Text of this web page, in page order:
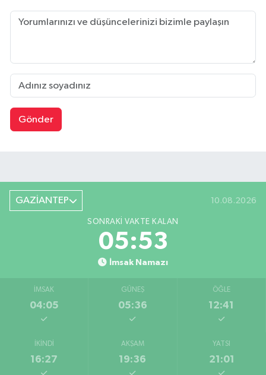
Gönder
GAZİANTEP 10.08.2026
SONRAKI VAKTE KALAN
05:52
İmsak Namazı
İMSAK
04:05
GÜNEŞ
05:36
ÖĞLE
12:41
İKINDI
16:27
AKŞAM
19:36
YATSI
21:01